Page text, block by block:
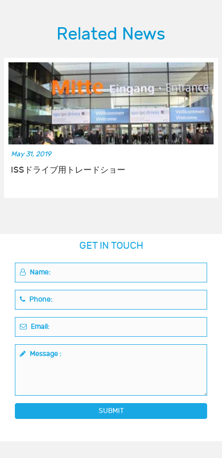
Related News
May 31, 2019
ISSドライブ用トレードショー
GET IN TOUCH
Name:
Phone:
Email:
Message :
SUBMIT